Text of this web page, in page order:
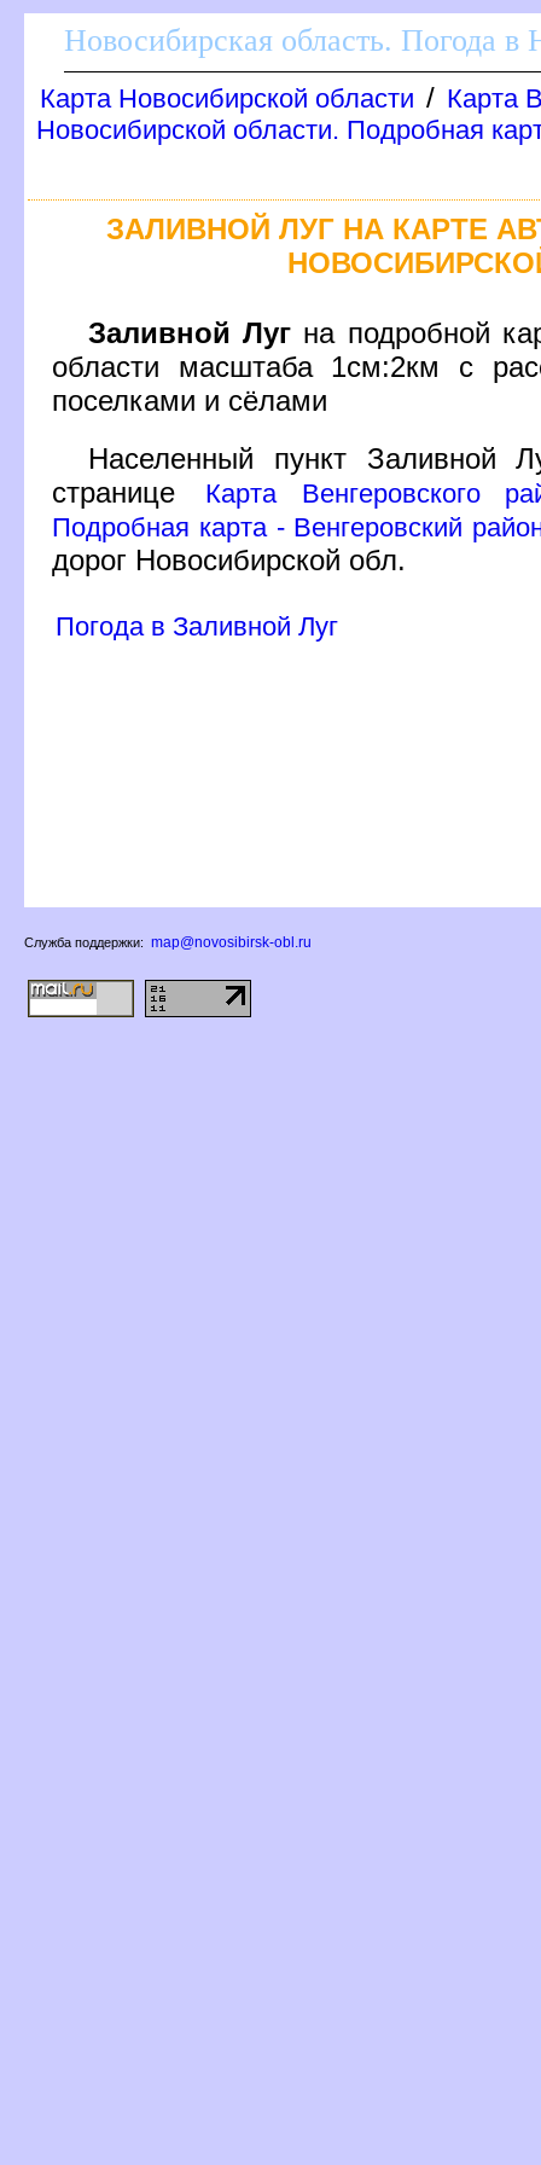
Новосибирская область. Погода в
Карта Новосибирской области / Карта
Новосибирской области. Подробная
ЗАЛИВНОЙ ЛУГ НА КАРТЕ
Заливной Лу на подробной
области масштаба 1см:2км с
поселками и сёлами
Населенный пункт Заливной
странице
Карта Венгеровского
Подробная карта - Венгеровский
дорог Новосибирской обл.
Погода в Заливной Лу
Служба поддержки: map@novosibirsk-obl.ru